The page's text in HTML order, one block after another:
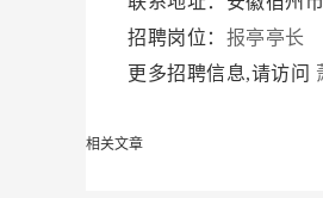
招聘岗位： 报亭亭长
更多招聘信息,请访问
相关文章